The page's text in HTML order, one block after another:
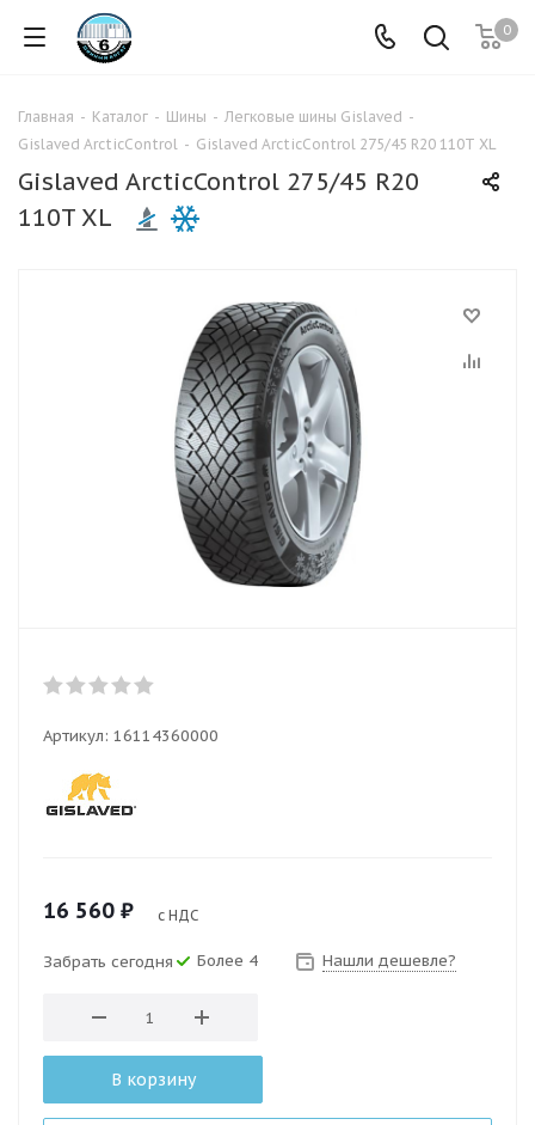
0
Главная - Каталог - Шины - Легковые шины Gislaved -
Gislaved ArcticControl - Gislaved ArcticControl 275/45 R20 110T XL
Gislaved ArcticControl 275/45 R20
110T XL
Артикул: 16114360000
16 560 ₽ с НДС
Забрать сегодня Более 4 Нашли дешевле?
В корзину